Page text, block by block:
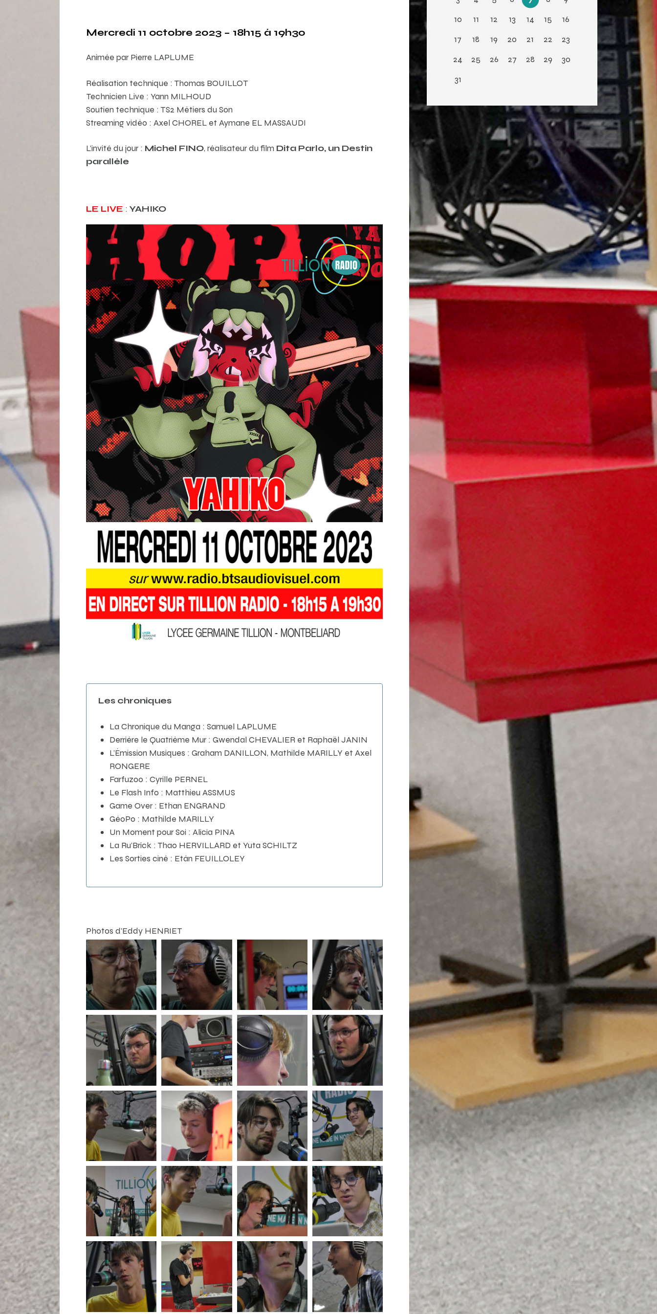
Mercredi 11 octobre 2023 – 18h15 à 19h30
Animée par Pierre LAPLUME
Réalisation technique : Thomas BOUILLOT
Technicien Live : Yann MILHOUD
Soutien technique : TS2 Métiers du Son
Streaming vidéo : Axel CHOREL et Aymane EL MASSAUDI
L’invité du jour : Michel FINO, réalisateur du film Dita Parlo, un Destin
parallèle
LE LIVE : YAHIKO
Les chroniques
La Chronique du Manga : Samuel LAPLUME
Derrière le Quatrième Mur : Gwendal CHEVALIER et Raphaël JANIN
L’Émission Musiques : Graham DANILLON, Mathilde MARILLY et Axel
RONGERE
Farfuzoo : Cyrille PERNEL
Le Flash Info : Matthieu ASSMUS
Game Over : Ethan ENGRAND
GéoPo : Mathilde MARILLY
Un Moment pour Soi : Alicia PINA
La Ru’Brick : Thao HERVILLARD et Yuta SCHILTZ
Les Sorties ciné : Etân FEUILLOLEY
Photos d’Eddy HENRIET
10
11 12 13 14 15
16
17
18 19 20 21 22
23
24
25 26 27 28 29
30
31